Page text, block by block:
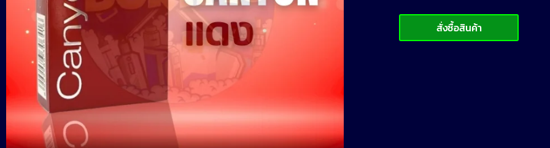
สั่งซื้อสินค้า